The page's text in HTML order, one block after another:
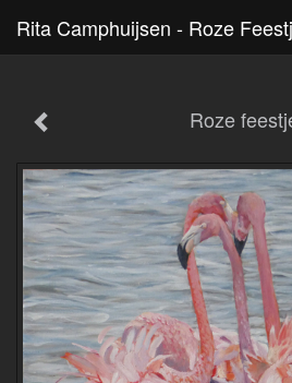
Rita Camphuijsen - Roze
Roze